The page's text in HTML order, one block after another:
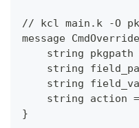
// kcl main.k -O
message
string pkgpath
string
string
string action
}